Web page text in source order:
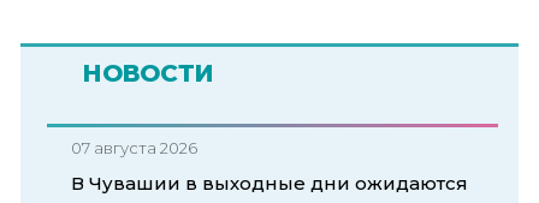
НОВОСТИ
07 августа 2026
В Чувашии в выходные дни ожидаются